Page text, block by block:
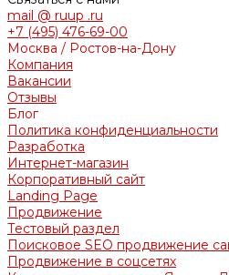
mail @ ruup .ru
+7 (495) 476-69-00
Москва / Ростов-на-Дону
Компания
Вакансии
Отзывы
Блог
Политика конфиденциальности
Разработка
Интернет-магазин
Корпоративный сайт
Landing Page
Продвижение
Тестовый раздел
Поисковое SEO продвижение
Продвижение в соцсетях